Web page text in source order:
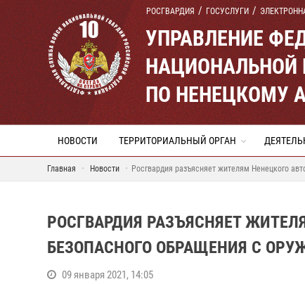
РОСГВАРДИЯ ГОСУСЛУГИ
УПРАВЛЕНИЕ
НАЦИОНАЛЬНОЙ
ПО НЕНЕЦКОМУ
НОВОСТИ ТЕРРИТОРИАЛЬНЫЙ ОРГАН
Главная Новости Росгвардия разъясняет жителям Ненецкого
РОСГВАРДИЯ РАЗЪЯСНЯЕТ
БЕЗОПАСНОГО ОБРАЩЕНИЯ С
09 января 2021, 14:05